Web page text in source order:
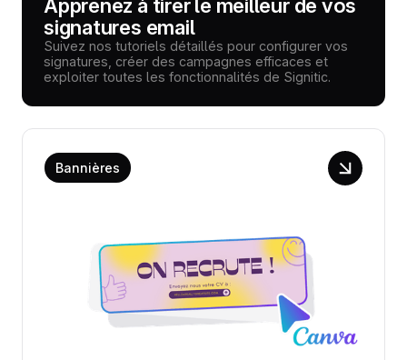
signatures email
Suivez nos tutoriels détaillés pour configurer vos
signatures, créer des campagnes efficaces et
exploiter toutes les fonctionnalités de Signitic.
Bannières